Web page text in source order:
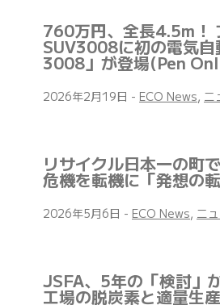
760万円、全長4.5m！
SUV3008に初の電気自
3008」が登場(Pen
2026年2月19日 - ECO News, ニ
リサイクル日本一の町
危機を転機に「発想の
2026年5月6日 - ECO News, ニ
JSFA、5年の「検討」
工場の脱炭素と適量生